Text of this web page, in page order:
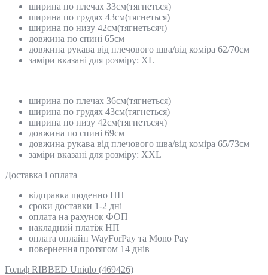
ширина по плечах 33см(тягнеться)
ширина по грудях 43см(тягнеться)
ширина по низу 42см(тягнетьсяч)
довжина по спині 65см
довжина рукава від плечового шва/від коміра 62/70см
заміри вказані для розміру: XL
ширина по плечах 36см(тягнеться)
ширина по грудях 43см(тягнеться)
ширина по низу 42см(тягнетьсяч)
довжина по спині 69см
довжина рукава від плечового шва/від коміра 65/73см
заміри вказані для розміру: XХL
Доставка і оплата
відправка щоденно НП
сроки доставки 1-2 дні
оплата на рахунок ФОП
накладний платіж НП
оплата онлайн WayForPay та Mono Pay
повернення протягом 14 днів
Гольф RIBBED Uniqlo (469426)